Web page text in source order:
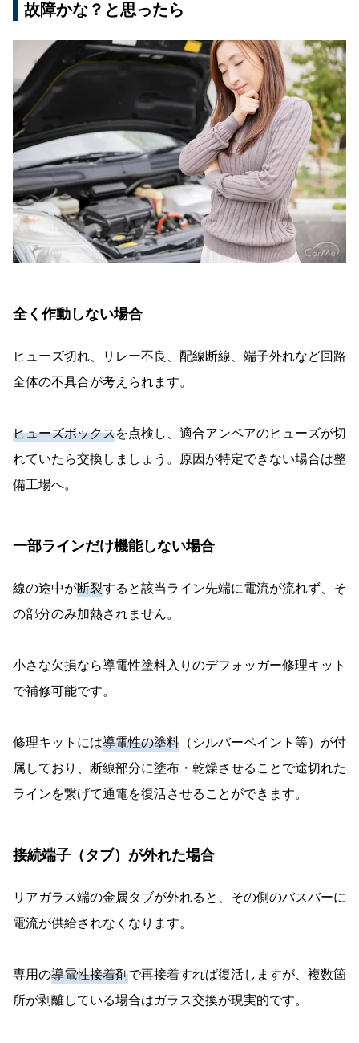
故障かな？と思ったら
全く作動しない場合
ヒューズ切れ、リレー不良、配線断線、端子外れなど回路
全体の不具合が考えられます。
ヒューズボックスを点検し、適合アンペアのヒューズが切
れていたら交換しましょう。原因が特定できない場合は整
備工場へ。
一部ラインだけ機能しない場合
線の途中が断裂すると該当ライン先端に電流が流れず、そ
の部分のみ加熱されません。
小さな欠損なら導電性塗料入りのデフォッガー修理キット
で補修可能です。
修理キットには導電性の塗料 （シルバーペイント等）が付
属しており、断線部分に塗布・乾燥させることで途切れた
ラインを繋げて通電を復活させることができます。
接続端子（タブ）が外れた場合
リアガラス端の金属タブが外れると、その側のバスバーに
電流が供給されなくなります。
専用の導電性接着剤で再接着すれば復活しますが、複数箇
所が剥離している場合はガラス交換が現実的です。